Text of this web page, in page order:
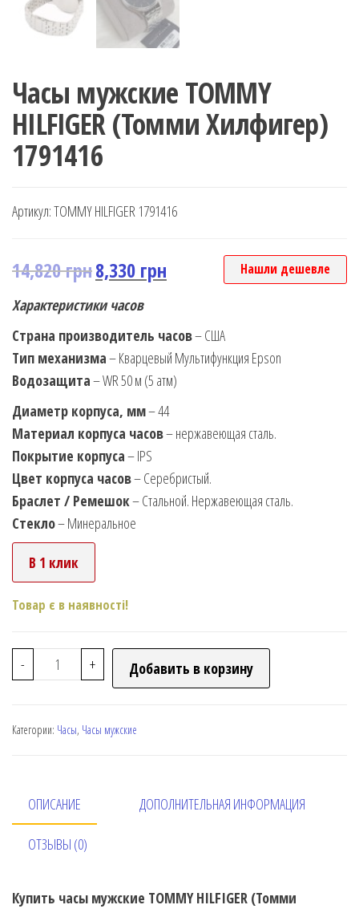
Часы мужские TOMMY
HILFIGER (Томми Хилфигер)
1791416
Артикул:TOMMY HILFIGER 1791416
14,820грн8,330 грн Нашли дешевле
Характеристики часов
Страна производитель часов– США
Тип механизма– Кварцевый Мультифункция Epson
Водозащита– WR 50 м (5 атм)
Диаметр корпуса, мм– 44
Материал корпуса часов– нержавеющая сталь.
Покрытие корпуса– IPS
Цвет корпуса часов– Серебристый.
Браслет / Ремешок– Стальной. Нержавеющая сталь.
Стекло– Минеральное
В 1 клик
Товар є в наявності!
- + Добавить в корзину
Категории: Часы, Часы мужские
ОПИСАНИЕ ДОПОЛНИТЕЛЬНАЯ ИНФОРМАЦИЯ
ОТЗЫВЫ (0)
Купить часы мужские TOMMY HILFIGER (Томми